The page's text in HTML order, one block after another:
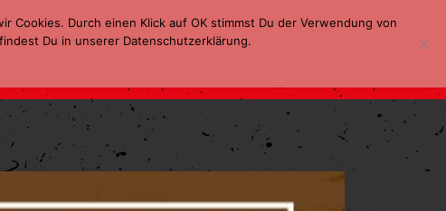
Durch einen Klick auf OK stimmst Du der Verwendung von
Du in unserer Datenschutzerklärung.